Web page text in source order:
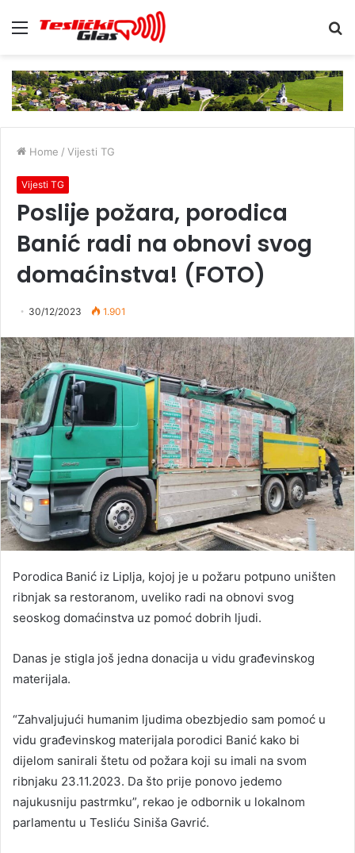
Menu
Home / Vijesti TG
Vijesti TG
Poslije požara, porodica
Banić radi na obnovi svog
domaćinstva! (FOTO)
30/12/2023 1.901
Porodica Banić iz Liplja, kojoj je u požaru potpuno uništen
ribnjak sa restoranom, uveliko radi na obnovi svog
seoskog domaćinstva uz pomoć dobrih ljudi.
Danas je stigla još jedna donacija u vidu građevinskog
materijala.
“Zahvaljujući humanim ljudima obezbjedio sam pomoć u
vidu građevinskog materijala porodici Banić kako bi
dijelom sanirali štetu od požara koji su imali na svom
ribnjaku 23.11.2023. Da što prije ponovo jedemo
najukusniju pastrmku”, rekao je odbornik u lokalnom
parlamentu u Tesliću Siniša Gavrić.